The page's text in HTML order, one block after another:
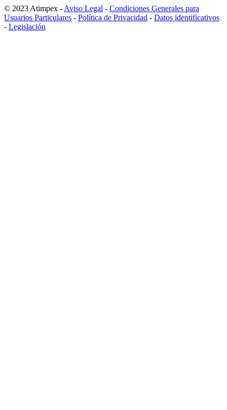
© 2023 Atimpex - Aviso Legal - Condiciones Generales para
Usuarios Particulares - Política de Privacidad - Datos identificativos
- Legislación